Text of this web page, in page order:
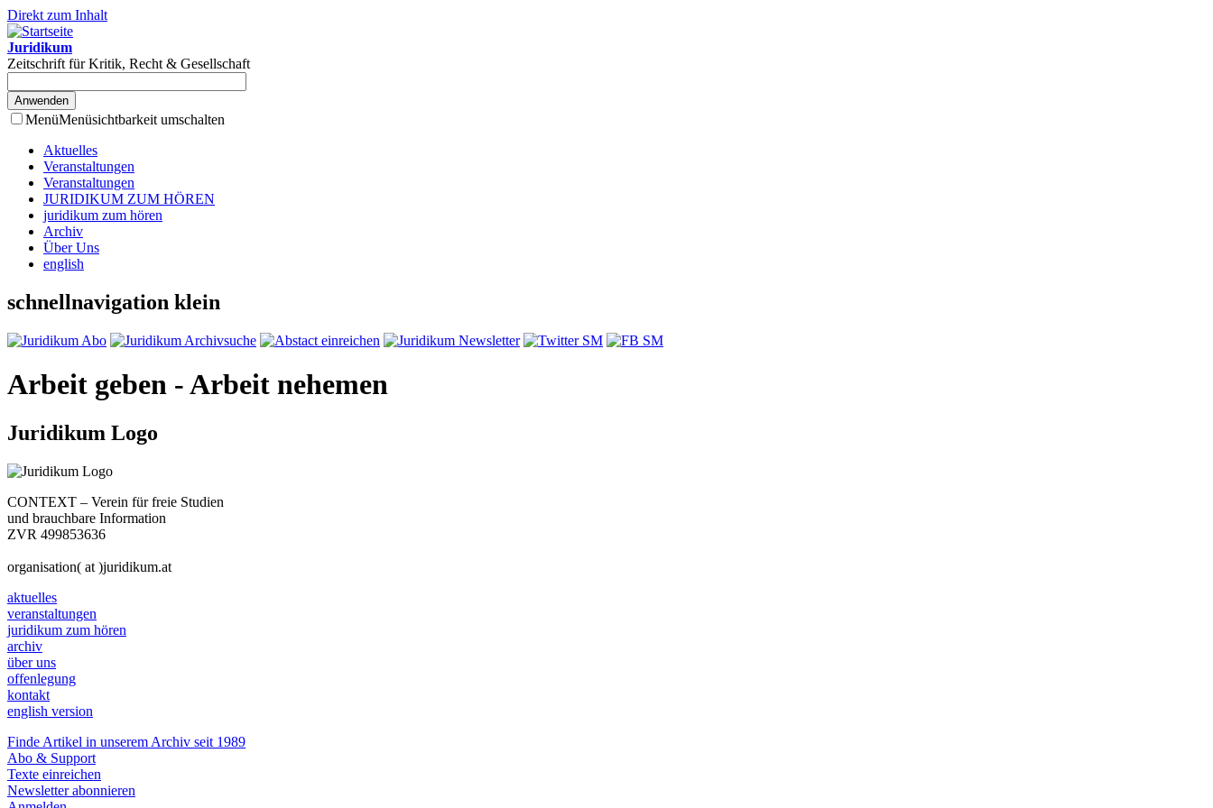
Direkt zum Inhalt
Juridikum
Zeitschrift für Kritik, Recht & Gesellschaft
MenüMenüsichtbarkeit umschalten
Aktuelles
Veranstaltungen
Veranstaltungen
JURIDIKUM ZUM HÖREN
juridikum zum hören
Archiv
Über Uns
english
schnellnavigation klein
Arbeit geben - Arbeit nehemen
Juridikum Logo
CONTEXT – Verein für freie Studien
und brauchbare Information
ZVR 499853636
organisation( at )juridikum.at
aktuelles
veranstaltungen
juridikum zum hören
archiv
über uns
offenlegung
kontakt
english version
Finde Artikel in unserem Archiv seit 1989
Abo & Support
Texte einreichen
Newsletter abonnieren